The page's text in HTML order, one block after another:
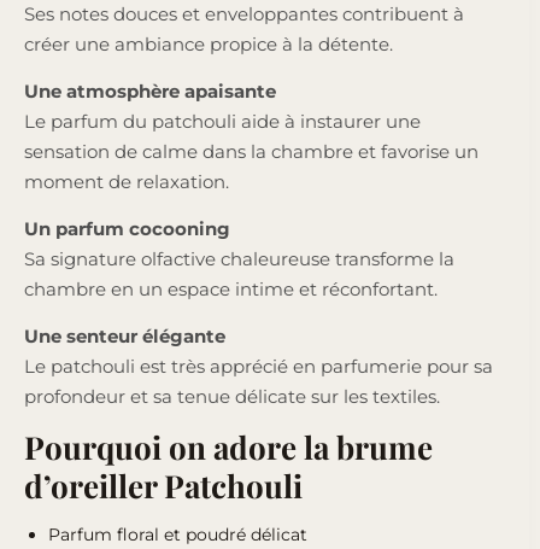
Ses notes douces et enveloppantes contribuent à
créer une ambiance propice à la détente.
Une atmosphère apaisante
Le parfum du patchouli aide à instaurer une
sensation de calme dans la chambre et favorise un
moment de relaxation.
Un parfum cocooning
Sa signature olfactive chaleureuse transforme la
chambre en un espace intime et réconfortant.
Une senteur élégante
Le patchouli est très apprécié en parfumerie pour sa
profondeur et sa tenue délicate sur les textiles.
Pourquoi on adore la brume
d’oreiller Patchouli
Parfum floral et poudré délicat